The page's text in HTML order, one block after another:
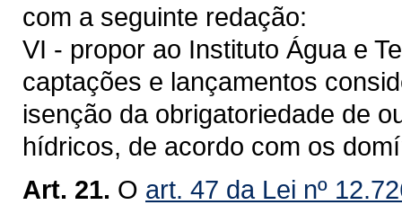
com a seguinte redação:
VI - propor ao Instituto Água e
captações e lançamentos
isenção da obrigatoriedade de
hídricos, de acordo com os
Art. 21. O art. 47 da Lei nº